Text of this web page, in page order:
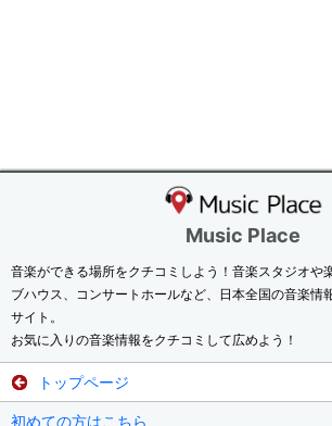
Music Place
音楽ができる場所をクチコミしよう！音楽スタジオや
ブハウス、コンサートホールなど、日本全国の音楽情
サイト。
お気に入りの音楽情報をクチコミして広めよう！
トップページ
初めての方はこちら